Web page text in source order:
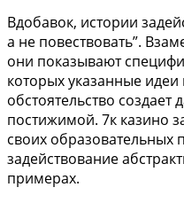
Вдобавок, истории
а не повествовать”.
они показывают
которых указанные
обстоятельство
постижимой. 7к казино
своих образовательных
задействование
примерах.